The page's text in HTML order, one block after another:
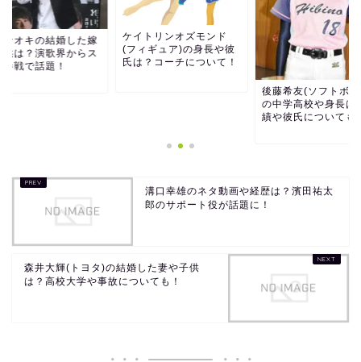
ナオキの結婚した嫁
供は？演歌界からス
参戦で話題！
ケイトリンオズモンド
(フィギュア)の身長や彼
氏は？コーチについて！
後藤希友(ソフトボ
の中学高校や身長は
績や彼氏についても
溝口幸雄のネタ動画や経歴は？濱田祐太
郎のサポート役が話題に！
森井大輝(トヨタ)の結婚した妻や子供
は？高校大学や事故についても！